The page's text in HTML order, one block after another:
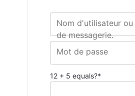
Nom d'utilisateur ou
de messagerie.
Mot de passe
12 + 5 equals?*